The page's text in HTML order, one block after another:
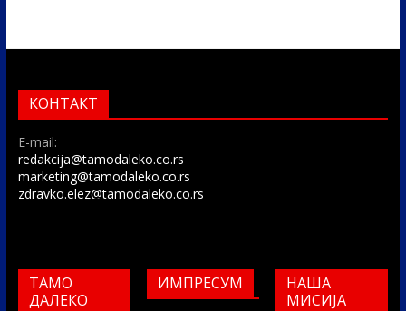
КОНТАКТ
E-mail:
redakcija@tamodaleko.co.rs
marketing@tamodaleko.co.rs
zdravko.elez@tamodaleko.co.rs
ТАМО
ДАЛЕКО
ИМПРЕСУМ
НАША
МИСИЈА